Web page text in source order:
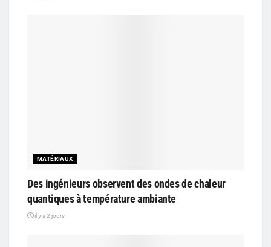
MATÉRIAUX
Des ingénieurs observent des ondes de chaleur
quantiques à température ambiante
il y a 2 jours